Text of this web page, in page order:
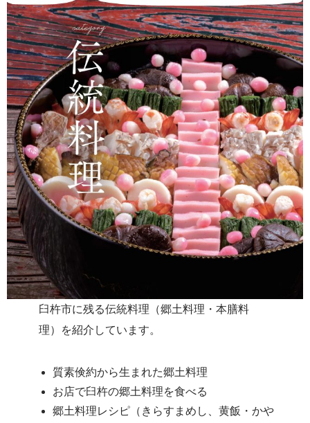
臼杵市に残る伝統料理（郷土料理・本膳料
理）を紹介しています。
質素倹約から生まれた郷土料理
お店で臼杵の郷土料理を食べる
郷土料理レシピ（きらすまめし、黄飯・かや